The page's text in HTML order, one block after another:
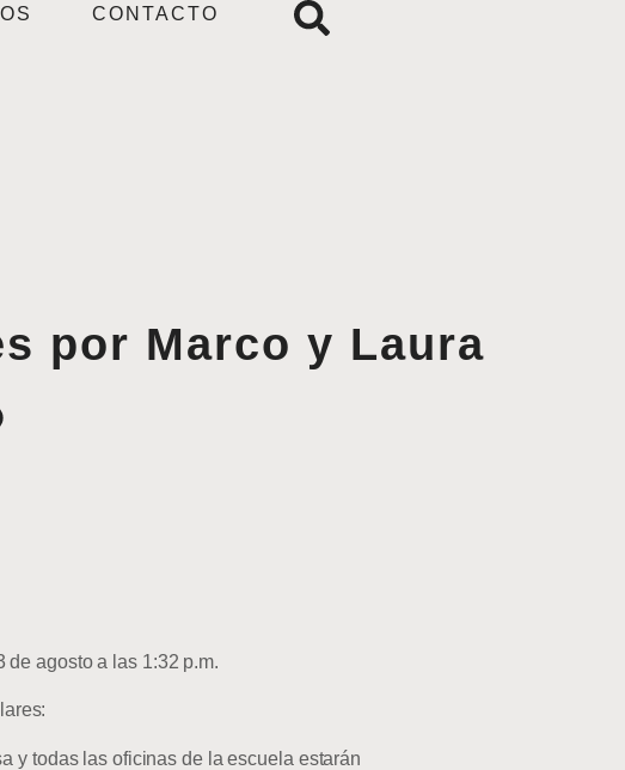
CONTACTO
por Marco y Laura
de agosto a las 1:32 p.m.
y todas las oficinas de la escuela estarán